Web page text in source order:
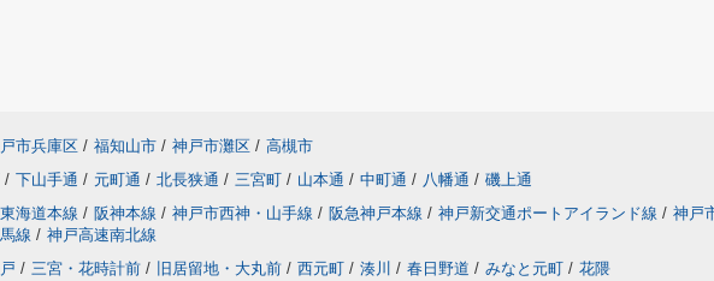
市兵庫区 / 福知山市 / 神戸市灘区 / 高槻市
/ 下山手通 / 元町通 / 北長狭通 / 三宮町 / 山本通 / 中町通 / 八幡通 / 磯上通
東海道本線 / 阪神本線 / 神戸市西神・山手線 / 阪急神戸本線 / 神戸新交通ポートアイランド線 / 神戸
線 / 神戸高速南北線
/ 三宮・花時計前 / 旧居留地・大丸前 / 西元町 / 湊川 / 春日野道 / みなと元町 / 花隈